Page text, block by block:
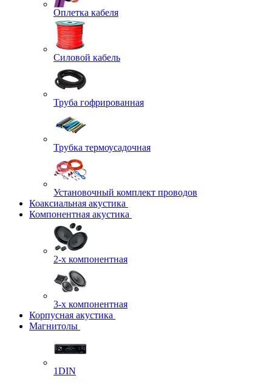
Оплетка кабеля
Силовой кабель
Труба гофрированная
Трубка термоусадочная
Установочный комплект проводов
Коаксиальная акустика
Компонентная акустика
2-х компонентная
3-х компонентная
Корпусная акустика
Магнитолы
1DIN